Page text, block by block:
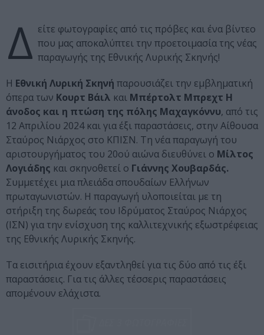
Δ είτε φωτογραφίες από τις πρόβες και ένα βίντεο
που μας αποκαλύπτει την προετοιμασία της νέας
παραγωγής της Εθνικής Λυρικής Σκηνής!
Η Εθνική Λυρική Σκηνή παρουσιάζει την εμβληματική
όπερα των Κουρτ Βάιλ και Μπέρτολτ Μπρεχτ Η
άνοδος και η πτώση της πόλης Μαχαγκόννυ, από τις
12 Απριλίου 2024 και για έξι παραστάσεις, στην Αίθουσα
Σταύρος Νιάρχος στο ΚΠΙΣΝ. Τη νέα παραγωγή του
αριστουργήματος του 20ού αιώνα διευθύνει ο Μίλτος
Λογιάδης και σκηνοθετεί ο Γιάννης Χουβαρδάς.
Συμμετέχει μια πλειάδα σπουδαίων Ελλήνων
πρωταγωνιστών. Η παραγωγή υλοποιείται με τη
στήριξη της δωρεάς του Ιδρύματος Σταύρος Νιάρχος
(ΙΣΝ) για την ενίσχυση της καλλιτεχνικής εξωστρέφειας
της Εθνικής Λυρικής Σκηνής.
Τα εισιτήρια έχουν εξαντληθεί για τις δύο από τις έξι
παραστάσεις. Για τις άλλες τέσσερις παραστάσεις
απομένουν ελάχιστα.